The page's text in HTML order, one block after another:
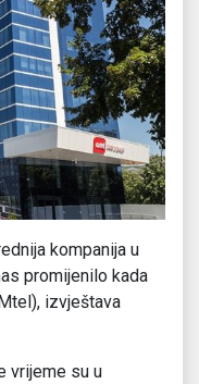
kompanija u
promijenilo kada
izvještava
vrijeme su u